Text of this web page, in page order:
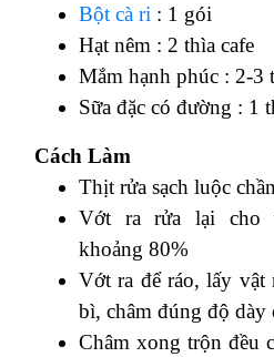
Bột cà ri : 1 gói
Hạt nêm : 2 thìa cafe
Mắm hạnh phúc : 2-3
Sữa đặc có đường : 1
Cách Làm
Thịt rửa sạch luộc
Vớt ra rửa lại cho
khoảng 80%
Vớt ra để ráo, lấy vật
bì, châm đúng độ dày
Châm xong trộn đều